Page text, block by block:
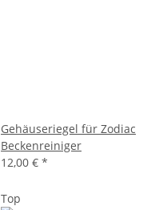
Gehäuseriegel für Zodiac
Beckenreiniger
12,00 € *
Top